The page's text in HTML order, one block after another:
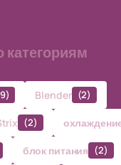
категориям
Blender (2)
(2)
блок питания (2)